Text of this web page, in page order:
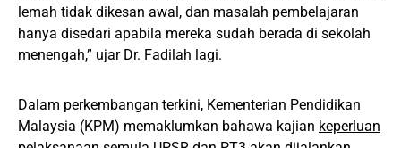
lemah tidak dikesan awal, dan masalah pembelajaran
hanya disedari apabila mereka sudah berada di sekolah
menengah,” ujar Dr. Fadilah lagi.
Dalam perkembangan terkini, Kementerian Pendidikan
Malaysia (KPM) memaklumkan bahawa kajian keperluan